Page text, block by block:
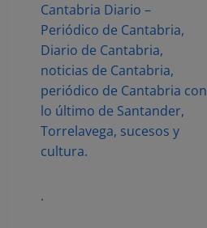
Cantabria Diario –
Periódico de Cantabria,
Diario de Cantabria,
noticias de Cantabria,
periódico de Cantabria con
lo último de Santander,
Torrelavega, sucesos y
cultura.
.